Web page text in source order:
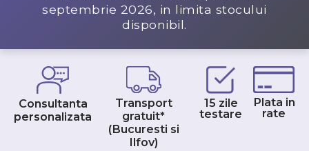
septembrie 2026, in limita stocului
disponibil.
Consultanta
personalizata
Transport
gratuit*
(Bucuresti si
Ilfov)
15 zile
testare
Plata in
rate